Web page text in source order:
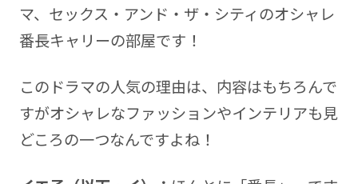
マ、セックス・アンド・ザ・シティのオシャレ
番長キャリーの部屋です！
このドラマの人気の理由は、内容はもちろんで
すがオシャレなファッションやインテリアも見
どころの一つなんですよね！